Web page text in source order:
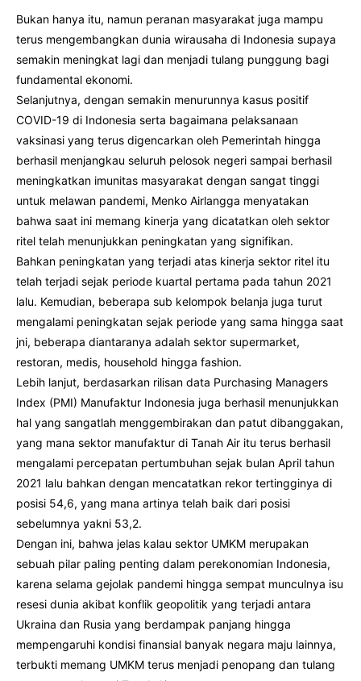
Bukan hanya itu, namun peranan masyarakat juga mampu
terus mengembangkan dunia wirausaha di Indonesia supaya
semakin meningkat lagi dan menjadi tulang punggung bagi
fundamental ekonomi.
Selanjutnya, dengan semakin menurunnya kasus positif
COVID-19 di Indonesia serta bagaimana pelaksanaan
vaksinasi yang terus digencarkan oleh Pemerintah hingga
berhasil menjangkau seluruh pelosok negeri sampai berhasil
meningkatkan imunitas masyarakat dengan sangat tinggi
untuk melawan pandemi, Menko Airlangga menyatakan
bahwa saat ini memang kinerja yang dicatatkan oleh sektor
ritel telah menunjukkan peningkatan yang signifikan.
Bahkan peningkatan yang terjadi atas kinerja sektor ritel itu
telah terjadi sejak periode kuartal pertama pada tahun 2021
lalu. Kemudian, beberapa sub kelompok belanja juga turut
mengalami peningkatan sejak periode yang sama hingga saat
jni, beberapa diantaranya adalah sektor supermarket,
restoran, medis, household hingga fashion.
Lebih lanjut, berdasarkan rilisan data Purchasing Managers
Index (PMI) Manufaktur Indonesia juga berhasil menunjukkan
hal yang sangatlah menggembirakan dan patut dibanggakan,
yang mana sektor manufaktur di Tanah Air itu terus berhasil
mengalami percepatan pertumbuhan sejak bulan April tahun
2021 lalu bahkan dengan mencatatkan rekor tertingginya di
posisi 54,6, yang mana artinya telah baik dari posisi
sebelumnya yakni 53,2.
Dengan ini, bahwa jelas kalau sektor UMKM merupakan
sebuah pilar paling penting dalam perekonomian Indonesia,
karena selama gejolak pandemi hingga sempat munculnya isu
resesi dunia akibat konflik geopolitik yang terjadi antara
Ukraina dan Rusia yang berdampak panjang hingga
mempengaruhi kondisi finansial banyak negara maju lainnya,
terbukti memang UMKM terus menjadi penopang dan tulang